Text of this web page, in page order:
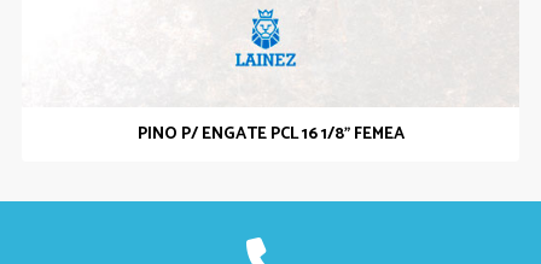
PINO P/ ENGATE PCL 16 1/8” FEMEA